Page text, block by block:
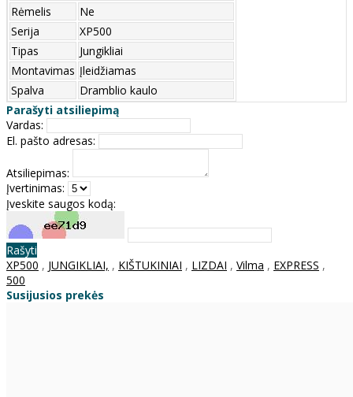
Rėmelis
Ne
Serija
XP500
Tipas
Jungikliai
Montavimas Įleidžiamas
Spalva
Dramblio kaulo
Parašyti atsiliepimą
Vardas:
El. pašto adresas:
Atsiliepimas:
Įvertinimas:
Įveskite saugos kodą:
Rašyti
XP500 , JUNGIKLIAI, , KIŠTUKINIAI , LIZDAI , Vilma , EXPRESS ,
500
Susijusios prekės